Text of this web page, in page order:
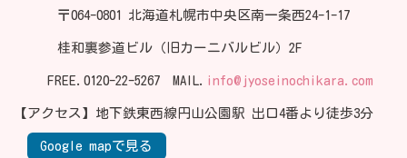
〒064-0801 北海道札幌市中央区南一条西24-1-17
桂和裏参道ビル（旧カーニバルビル）2F
FREE. 0120-22-5267 MAIL. info@jyoseinochikara.com
【アクセス】地下鉄東西線円山公園駅 出口4番より徒歩3分
Google mapで見る